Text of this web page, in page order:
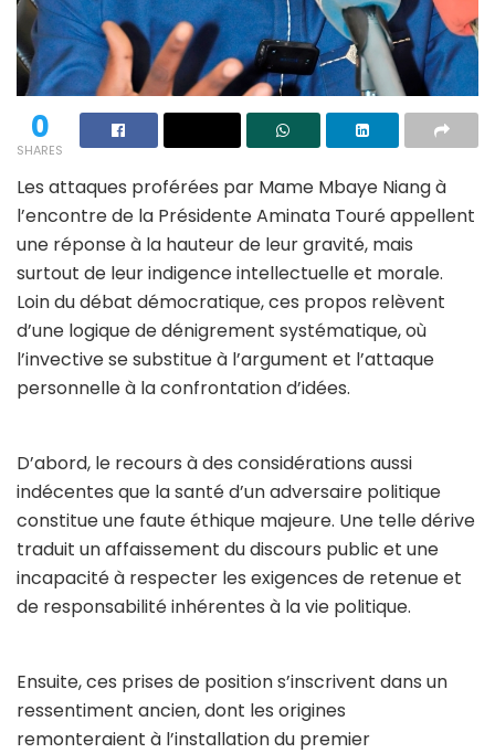
0
SHARES
Les attaques proférées par Mame Mbaye Niang à
l’encontre de la Présidente Aminata Touré appellent
une réponse à la hauteur de leur gravité, mais
surtout de leur indigence intellectuelle et morale.
Loin du débat démocratique, ces propos relèvent
d’une logique de dénigrement systématique, où
l’invective se substitue à l’argument et l’attaque
personnelle à la confrontation d’idées.
D’abord, le recours à des considérations aussi
indécentes que la santé d’un adversaire politique
constitue une faute éthique majeure. Une telle dérive
traduit un affaissement du discours public et une
incapacité à respecter les exigences de retenue et
de responsabilité inhérentes à la vie politique.
Ensuite, ces prises de position s’inscrivent dans un
ressentiment ancien, dont les origines
remonteraient à l’installation du premier